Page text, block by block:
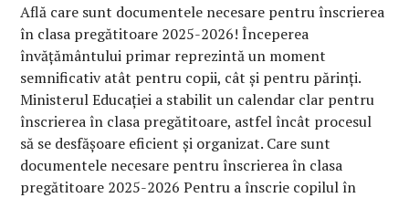
Află care sunt documentele necesare pentru înscrierea
în clasa pregătitoare 2025-2026! Începerea
învățământului primar reprezintă un moment
semnificativ atât pentru copii, cât și pentru părinți.
Ministerul Educației a stabilit un calendar clar pentru
înscrierea în clasa pregătitoare, astfel încât procesul
să se desfășoare eficient și organizat. Care sunt
documentele necesare pentru înscrierea în clasa
pregătitoare 2025-2026 Pentru a înscrie copilul în